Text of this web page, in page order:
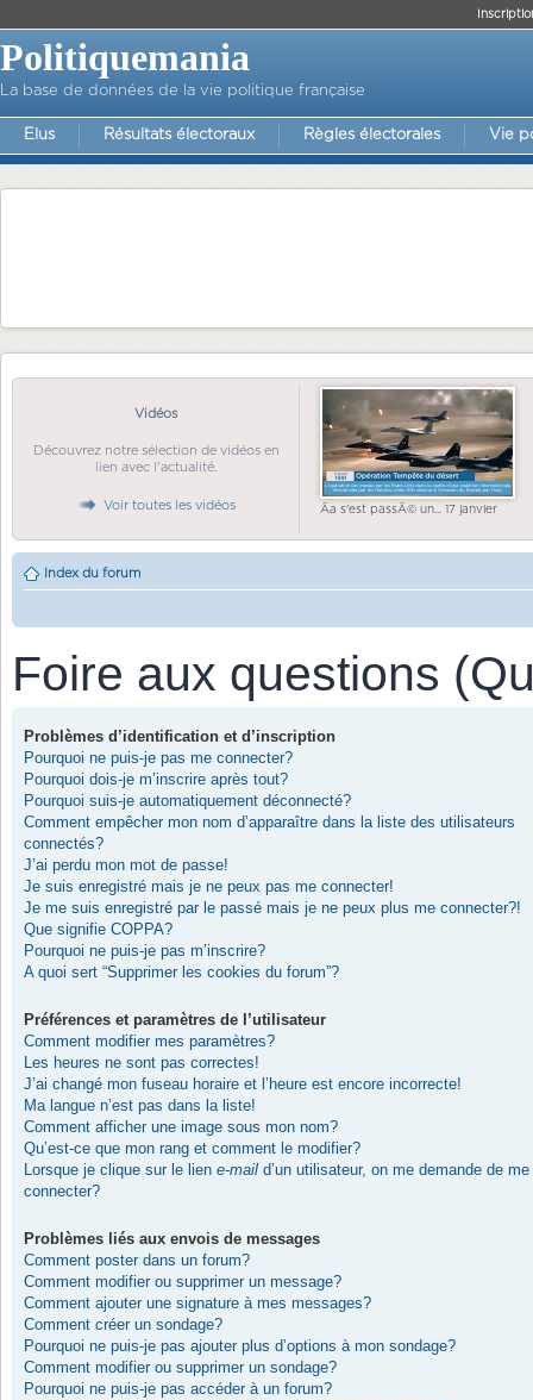
Politiquemania
La base de données de la vie politique française
Elus Résultats électoraux Règles électorales Vie
Vidéos
Découvrez notre sélection de vidéos en
lien avec l'actualité.
Voir toutes les vidéos Ãa s'est passÃ© un... 17 janvier
Index du forum
Foire aux questions
Problèmes d’identification et d’inscription
Pourquoi ne puis-je pas me connecter?
Pourquoi dois-je m’inscrire après tout?
Pourquoi suis-je automatiquement déconnecté?
Comment empêcher mon nom d’apparaître dans la liste des utilisateurs
connectés?
J’ai perdu mon mot de passe!
Je suis enregistré mais je ne peux pas me connecter!
Je me suis enregistré par le passé mais je ne peux plus me connecter?!
Que signifie COPPA?
Pourquoi ne puis-je pas m’inscrire?
A quoi sert “Supprimer les cookies du forum”?
Préférences et paramètres de l’utilisateur
Comment modifier mes paramètres?
Les heures ne sont pas correctes!
J’ai changé mon fuseau horaire et l’heure est encore incorrecte!
Ma langue n’est pas dans la liste!
Comment afficher une image sous mon nom?
Qu’est-ce que mon rang et comment le modifier?
Lorsque je clique sur le lien e-mail d’un utilisateur, on me demande de me
connecter?
Problèmes liés aux envois de messages
Comment poster dans un forum?
Comment modifier ou supprimer un message?
Comment ajouter une signature à mes messages?
Comment créer un sondage?
Pourquoi ne puis-je pas ajouter plus d’options à mon sondage?
Comment modifier ou supprimer un sondage?
Pourquoi ne puis-je pas accéder à un forum?